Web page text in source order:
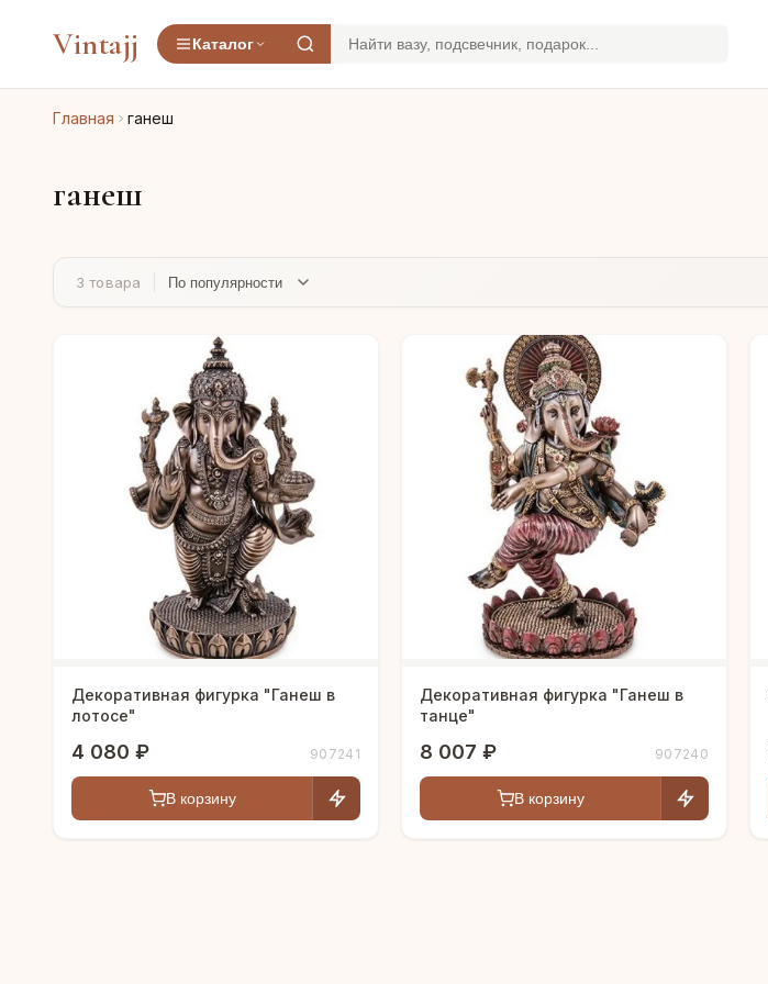
Vintajj Каталог
Главная ганеш
ганеш
3 товара
Декоративная фигурка "Ганеш в
лотосе"
4 080 ₽ 907241
В корзину
Декоративная фигурка "Ганеш в
танце"
8 007 ₽ 907240
В корзину